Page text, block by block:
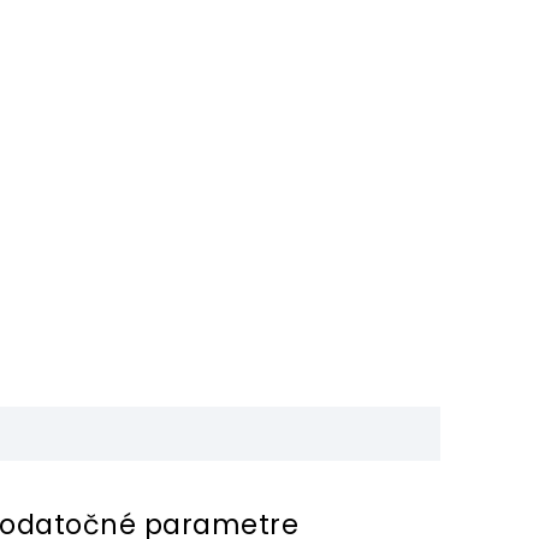
parametre